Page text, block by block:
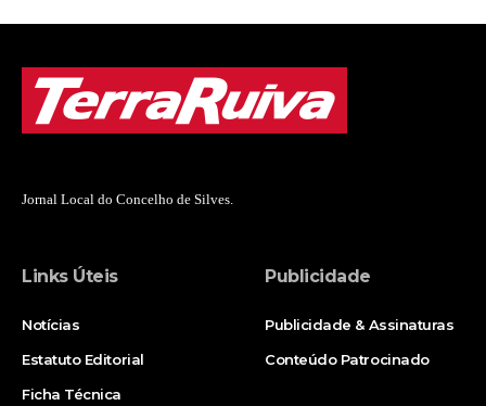
Jornal Local do Concelho de Silves.
Links Úteis
Notícias
Estatuto Editorial
Ficha Técnica
Publicidade
Publicidade & Assinaturas
Conteúdo Patrocinado